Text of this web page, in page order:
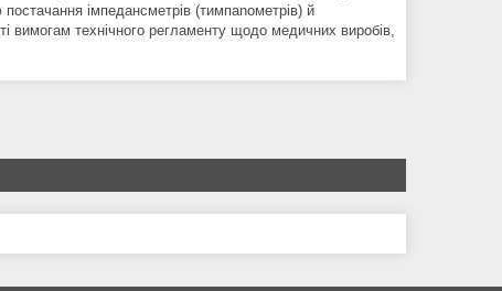
імпедансметрів (тимпanометрів) й
вимогам технічного регламенту щодо медичних виробів,